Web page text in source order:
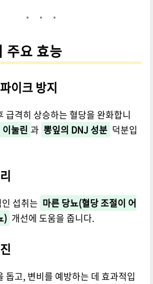
주요 효능
이크 방지
급격히 상승하는 혈당을 완화합니
눌린 과 뽕잎의 DNJ 성분 덕분입
섭취는 마른 당뇨(혈당 조절이 어
) 개선에 도움을 줍니다.
돕고, 변비를 예방하는 데 효과적입